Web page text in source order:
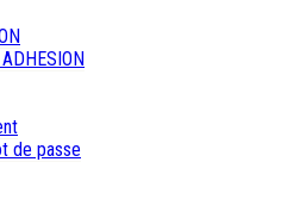
de passe